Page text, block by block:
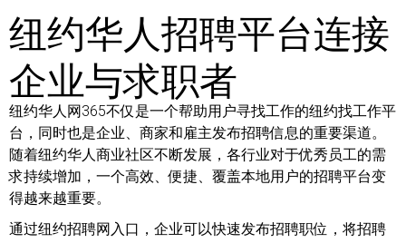
纽约华人招聘平台连接
企业与求职者
纽约华人网365不仅是一个帮助用户寻找工作的纽约找工作平
台，同时也是企业、商家和雇主发布招聘信息的重要渠道。
随着纽约华人商业社区不断发展，各行业对于优秀员工的需
求持续增加，一个高效、便捷、覆盖本地用户的招聘平台变
得越来越重要。
通过纽约招聘网入口，企业可以快速发布招聘职位，将招聘